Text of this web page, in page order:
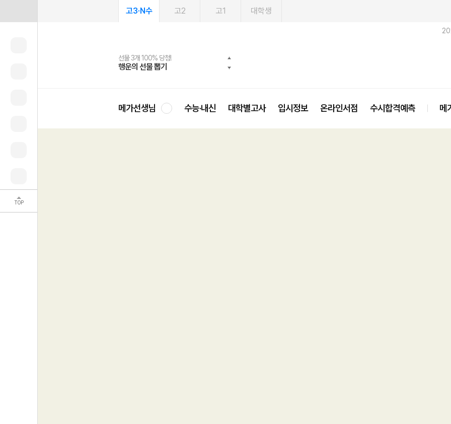
TOP
고3·N수 고2 고1 대학생
선물 3개 100% 당첨!
행운의 선물 뽑기
선물 100% 증정!
메가스터디 X 올리브
여름방학 스터디 캐시백
메가런 썸머스쿨
2027 러셀 단과
강사 공개선발
스마트러닝앱
설문 EVENT
메가패스
3일 무료 체험권
메가패스 수강생 무료혜택!
메가클럽 멤버십
사회공헌 캠페인
희망이룸 메가나눔
메가선생님 수능·내신 대학별고사 입시정보 온라인서점 수시합격예측 메